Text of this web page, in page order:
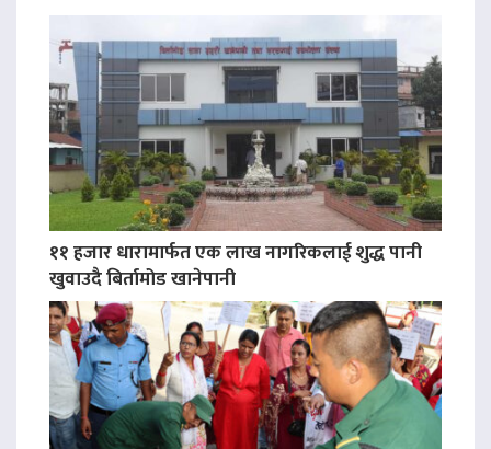
११ हजार धारामार्फत एक लाख नागरिकलाई शुद्ध पानी
खुवाउदै बिर्तामोड खानेपानी